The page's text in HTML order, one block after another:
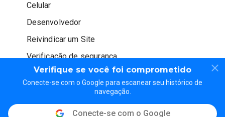
Verifique se você foi comprometido
Conecte-se com o Google para escanear seu histórico de
navegação.
Conecte-se com o Google
Celular
Desenvolvedor
Reivindicar um Site
Verificação de segurança